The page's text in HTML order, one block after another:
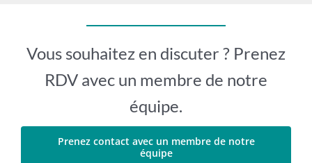
Vous souhaitez en discuter ? Prenez
RDV avec un membre de notre
équipe.
Prenez contact avec un membre de notre
équipe